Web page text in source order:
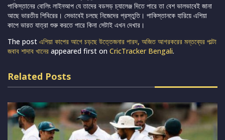
পাকিস্তানের বোলিং লাইনআপ যে তাদের বডসড় চ্যালেঞ্জ দিতে পারে তা বেশ ভালভাবেই জানা
আছে ভারতীয় শিবিরের। সেভাবেই চলছে নিজেদের প্রস্তুতি। পাকিস্তানকে হারিয়ে এশিয়া
কাপে ভারত যাত্রা শুরু করতে পারে কিনা সেটাই এখন দেখার।
The post এশিয়া কাপের আগে চড়ছে উত্তেজনার পারদ, অজিত আগরকরের মন্তব্যের পাল্টা
জবাব শাদাব খানের appeared first on CricTracker Bengali.
Related Posts